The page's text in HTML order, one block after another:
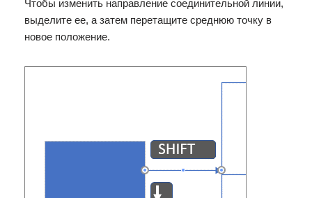
Чтобы изменить направление соединительной линии,
выделите ее, а затем перетащите среднюю точку в
новое положение.